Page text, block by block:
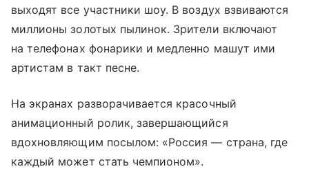
выходят все участники шоу. В воздух взвиваются
миллионы золотых пылинок. Зрители включают
на телефонах фонарики и медленно машут ими
артистам в такт песне.
На экранах разворачивается красочный
анимационный ролик, завершающийся
вдохновляющим посылом: «Россия — страна, где
каждый может стать чемпионом».